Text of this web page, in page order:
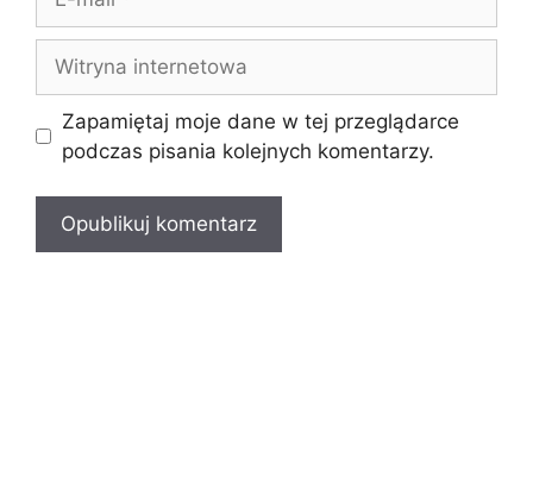
mail
internetowa
Zapamiętaj moje dane w tej przeglądarce
podczas pisania kolejnych komentarzy.